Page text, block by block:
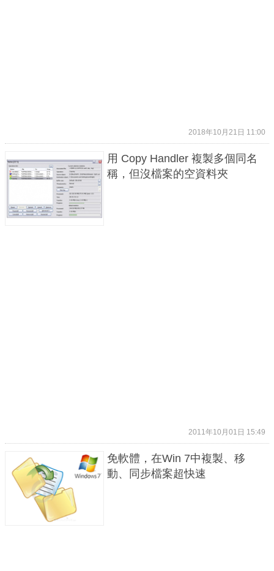
2018年10月21日 11:00
用 Copy Handler 複製多個同名
稱，但沒檔案的空資料夾
2011年10月01日 15:49
免軟體，在Win 7中複製、移
動、同步檔案超快速